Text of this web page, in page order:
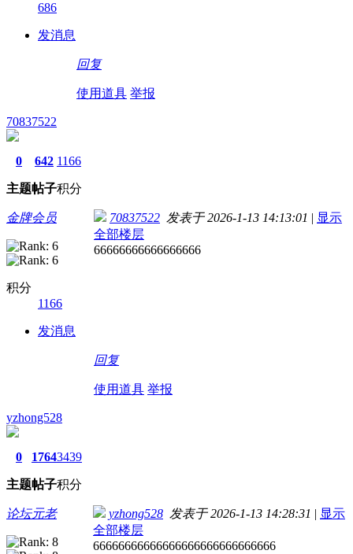
686
发消息
回复
使用道具 举报
70837522
0
主题
642
帖子
1166
积分
金牌会员
积分
1166
发消息
70837522 发表于 2026-1-13 14:13:01 | 显示
全部楼层
66666666666666666
回复
使用道具 举报
yzhong528
0
主题
1764
帖子
3439
积分
论坛元老 yzhong528 发表于 2026-1-13 14:28:31 | 显示
全部楼层
66666666666666666666666666666